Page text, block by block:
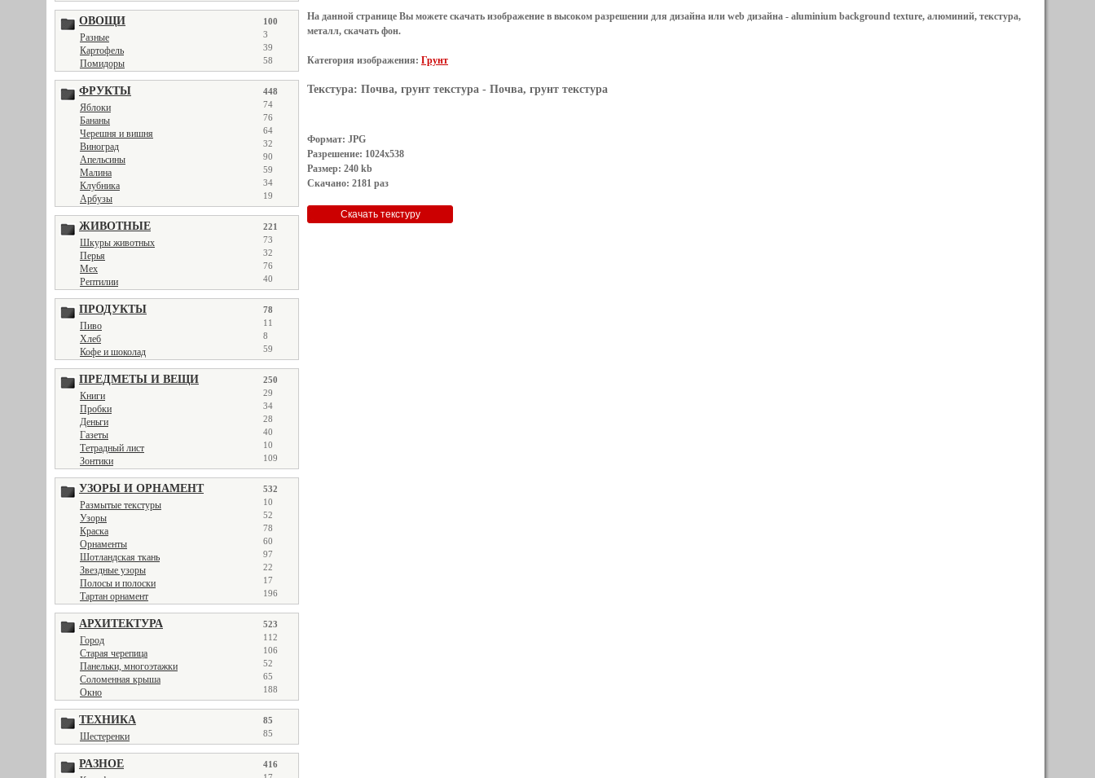
ОВОЩИ 100
Разные 3
Картофель 39
Помидоры 58
ФРУКТЫ 448
Яблоки 74
Бананы 76
Черешня и вишня 64
Виноград 32
Апельсины 90
Малина 59
Клубника 34
Арбузы 19
ЖИВОТНЫЕ 221
Шкуры животных 73
Перья 32
Мех 76
Рептилии 40
ПРОДУКТЫ 78
Пиво 11
Хлеб 8
Кофе и шоколад 59
ПРЕДМЕТЫ И ВЕЩИ 250
Книги 29
Пробки 34
Деньги 28
Газеты 40
Тетрадный лист 10
Зонтики 109
УЗОРЫ И ОРНАМЕНТ 532
Размытые текстуры 10
Узоры 52
Краска 78
Орнаменты 60
Шотландская ткань 97
Звездные узоры 22
Полосы и полоски 17
Тартан орнамент 196
АРХИТЕКТУРА 523
Город 112
Старая черепица 106
Панельки, многоэтажки 52
Соломенная крыша 65
Окно 188
ТЕХНИКА 85
Шестеренки 85
РАЗНОЕ 416
На данной странице Вы можете скачать изображение в высоком разрешении для дизайна или web дизайна - aluminium background texture, алюминий, текстура,
металл, скачать фон.
Категория изображения: Грунт
Текстура: Почва, грунт текстура - Почва, грунт текстура
Формат: JPG
Разрешение: 1024x538
Размер: 240 kb
Скачано: 2181 раз